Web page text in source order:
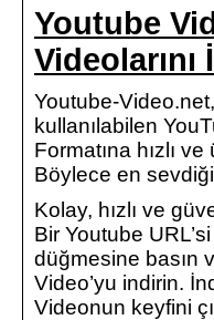
Youtube
Videolarını
Youtube-
kullanılabilen
Formatına hızlı
Böylece en
Kolay, hızlı ve
Bir Youtube
düğmesine basın
Video’yu indirin.
Videonun keyfini